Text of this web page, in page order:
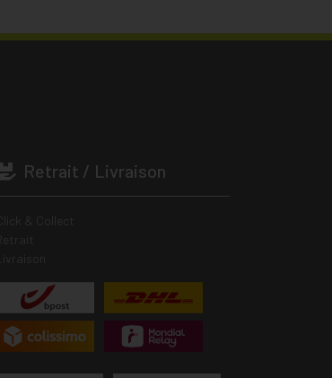
Retrait / Livraison